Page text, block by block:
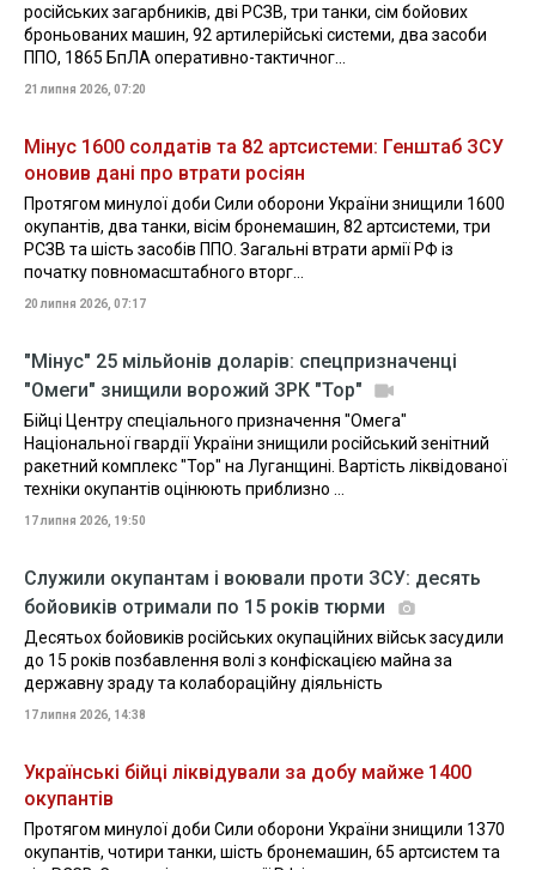
російських загарбників, дві РСЗВ, три танки, сім бойових
броньованих машин, 92 артилерійські системи, два засоби
ППО, 1865 БпЛА оперативно-тактичног...
21 липня 2026, 07:20
Мінус 1600 солдатів та 82 артсистеми: Генштаб ЗСУ
оновив дані про втрати росіян
Протягом минулої доби Сили оборони України знищили 1600
окупантів, два танки, вісім бронемашин, 82 артсистеми, три
РСЗВ та шість засобів ППО. Загальні втрати армії РФ із
початку повномасштабного вторг...
20 липня 2026, 07:17
"Мінус" 25 мільйонів доларів: спецпризначенці
"Омеги" знищили ворожий ЗРК "Тор"
Бійці Центру спеціального призначення "Омега"
Національної гвардії України знищили російський зенітний
ракетний комплекс "Тор" на Луганщині. Вартість ліквідованої
техніки окупантів оцінюють приблизно ...
17 липня 2026, 19:50
Служили окупантам і воювали проти ЗСУ: десять
бойовиків отримали по 15 років тюрми
Десятьох бойовиків російських окупаційних військ засудили
до 15 років позбавлення волі з конфіскацією майна за
державну зраду та колабораційну діяльність
17 липня 2026, 14:38
Українські бійці ліквідували за добу майже 1400
окупантів
Протягом минулої доби Сили оборони України знищили 1370
окупантів, чотири танки, шість бронемашин, 65 артсистем та